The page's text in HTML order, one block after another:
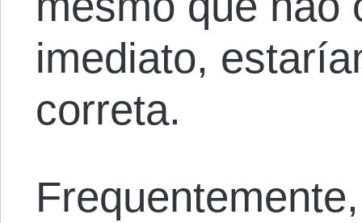
imediato,
correta.